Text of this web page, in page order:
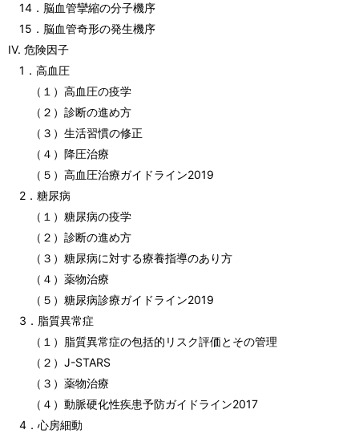
14．脳血管攣縮の分子機序
15．脳血管奇形の発生機序
IV. 危険因子
1．高血圧
（１）高血圧の疫学
（２）診断の進め方
（３）生活習慣の修正
（４）降圧治療
（５）高血圧治療ガイドライン2019
2．糖尿病
（１）糖尿病の疫学
（２）診断の進め方
（３）糖尿病に対する療養指導のあり方
（４）薬物治療
（５）糖尿病診療ガイドライン2019
3．脂質異常症
（１）脂質異常症の包括的リスク評価とその管理
（２）J-STARS
（３）薬物治療
（４）動脈硬化性疾患予防ガイドライン2017
4．心房細動